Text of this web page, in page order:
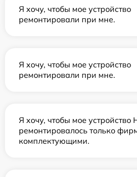
Я хочу, чтобы мое устройство
ремонтировали при мне.
Я хочу, чтобы мое устройство
ремонтировали при мне.
Я хочу, чтобы мое устройство
ремонтировалось только
комплектующими.